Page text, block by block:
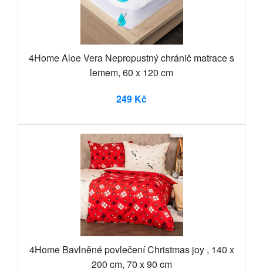
4Home Aloe Vera Nepropustný chránič matrace s
lemem, 60 x 120 cm
249 Kč
4Home Bavlněné povlečení Christmas joy , 140 x
200 cm, 70 x 90 cm